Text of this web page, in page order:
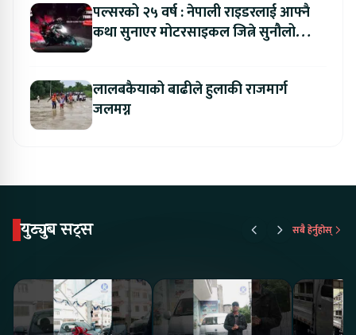
पल्सरको २५ वर्ष : नेपाली राइडरलाई आफ्नै
कथा सुनाएर मोटरसाइकल जित्ने सुनौलो
लालबकैयाको बाढीले हुलाकी राजमार्ग
जलमग्न
युट्युब सट्स सबै हेर्नुहोस्